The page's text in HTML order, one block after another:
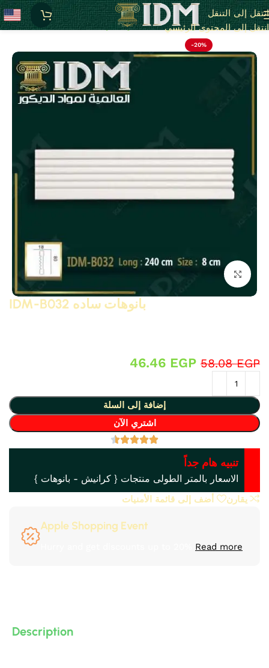
انتقل إلى التنقل
انتقل إلى المحتوى الرئيسي
الرئيسية أقوى عروض بواقى تصدير خصم 20%
-20%
انقر للتكبير
بانوهات ساده IDM-B032
58.08EGP
46.46 EGP
إضافة إلى السلة
اشتري الآن
تنبيه هام جداً
الاسعار بالمتر الطولى منتجات { كرانيش - بانوهات }
يقارن أضف إلى قائمة الأمنيات
Apple Shopping Event
Read more
Description